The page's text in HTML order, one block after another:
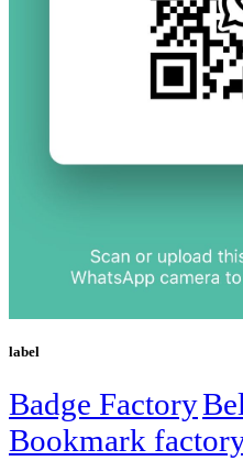
label
Badge Factory
Bookmark